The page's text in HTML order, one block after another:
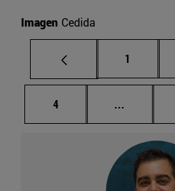
Imagen Cedida
Página
1
Página
4 ...